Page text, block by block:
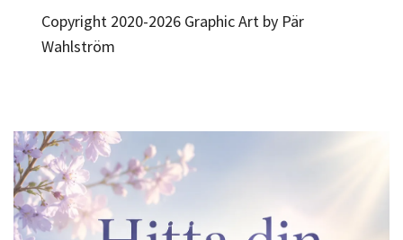
Copyright 2020-2026 Graphic Art by Pär
Wahlström